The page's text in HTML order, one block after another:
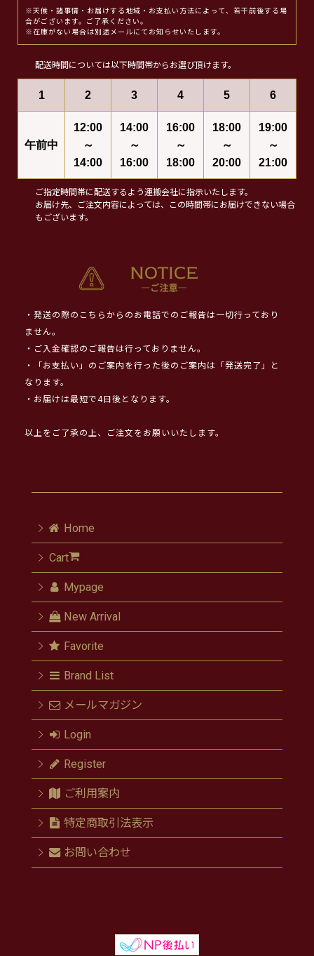
※天候・諸事情・お届けする地域・お支払い方法によって、若干前後する場
合がございます。ご了承ください。
※在庫がない場合は別途メールにてお知らせいたします。
配送時間については以下時間帯からお選び頂けます。
1 2 3 4 5 6
午前中
12:00
～
14:00
14:00
～
16:00
16:00
～
18:00
18:00
～
20:00
19:00
～
21:00
ご指定時間帯に配送するよう運搬会社に指示いたします。
お届け先、ご注文内容によっては、この時間帯にお届けできない場合
もございます。
・発送の際のこちらからのお電話でのご報告は一切行っており
ません。
・ご入金確認のご報告は行っておりません。
・「お支払い」のご案内を行った後のご案内は「発送完了」と
なります。
・お届けは最短で4日後となります。
以上をご了承の上、ご注文をお願いいたします。
Home
Cart
Mypage
New Arrival
Favorite
Brand List
メールマガジン
Login
Register
ご利用案内
特定商取引法表示
お問い合わせ